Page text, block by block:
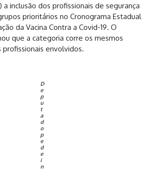
a inclusão dos profissionais de segurança
prioritários no Cronograma Estadual
da Vacina Contra a Covid-19. O
que a categoria corre os mesmos
profissionais envolvidos.
D
e
p
u
t
a
d
o
p
e
d
e
i
n